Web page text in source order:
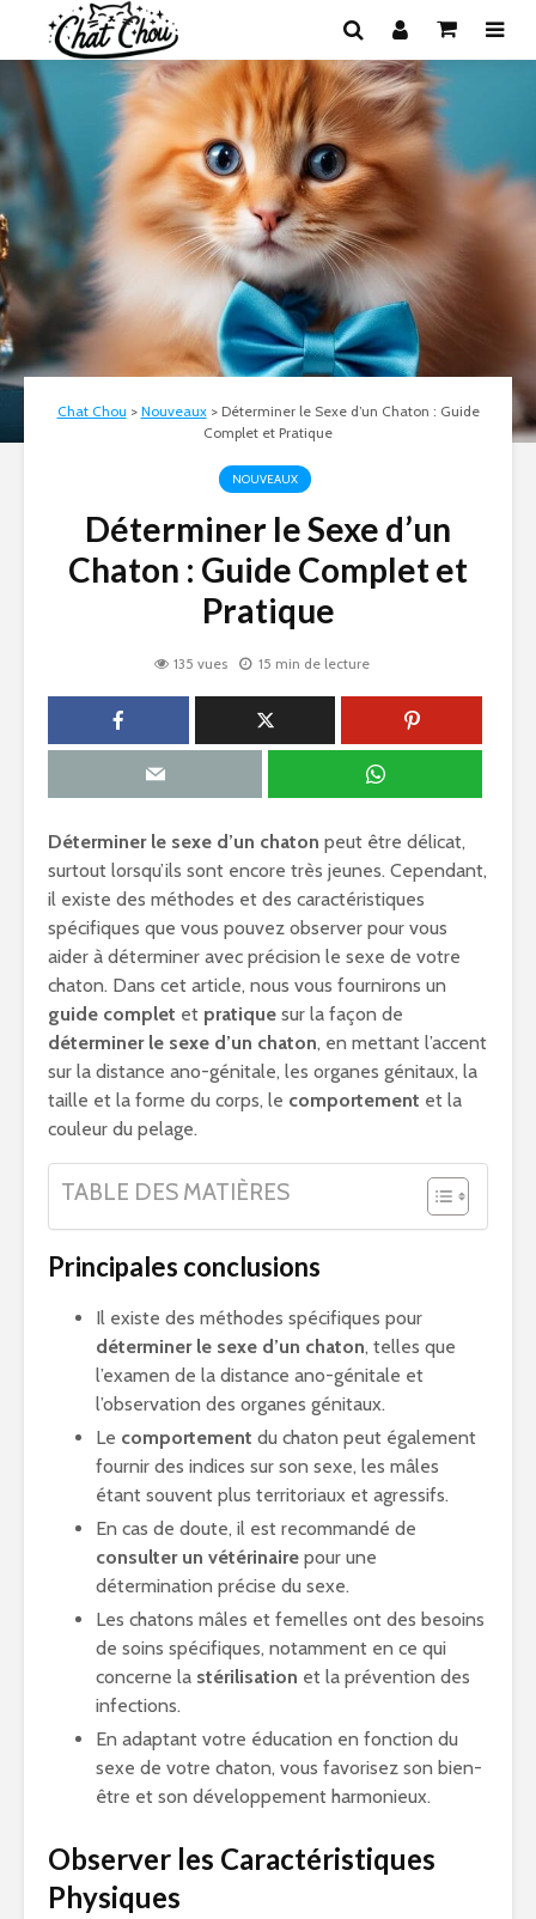
Chat Chou > Nouveaux> Déterminer le Sexe d’un Chaton : Guide
Complet et Pratique
NOUVEAUX
Déterminer le Sexe d’un
Chaton : Guide Complet et
Pratique
135 vues 15 min de lecture
Déterminer le sexe d’un chaton peut être délicat,
surtout lorsqu’ils sont encore très jeunes. Cependant,
il existe des méthodes et des caractéristiques
spécifiques que vous pouvez observer pour vous
aider à déterminer avec précision le sexe de votre
chaton. Dans cet article, nous vous fournirons un
guide complet et pratique sur la façon de
déterminer le sexe d’un chaton, en mettant l’accent
sur la distance ano-génitale, les organes génitaux, la
taille et la forme du corps, le comportement et la
couleur du pelage.
TABLE DES MATIÈRES
Principales conclusions
Il existe des méthodes spécifiques pour
déterminer le sexe d’un chaton, telles que
l’examen de la distance ano-génitale et
l’observation des organes génitaux.
Le comportement du chaton peut également
fournir des indices sur son sexe, les mâles
étant souvent plus territoriaux et agressifs.
En cas de doute, il est recommandé de
consulter un vétérinaire pour une
détermination précise du sexe.
Les chatons mâles et femelles ont des besoins
de soins spécifiques, notamment en ce qui
concerne la stérilisation et la prévention des
infections.
En adaptant votre éducation en fonction du
sexe de votre chaton, vous favorisez son bien-
être et son développement harmonieux.
Observer les Caractéristiques
Physiques